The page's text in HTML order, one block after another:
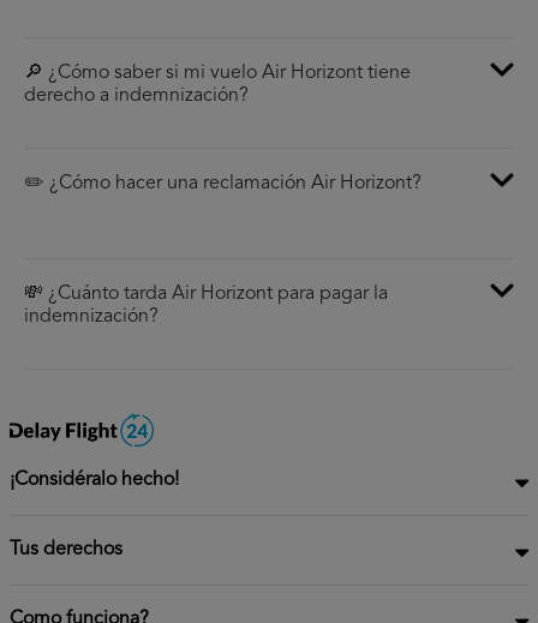
🔎 ¿Cómo saber si mi vuelo Air Horizont tiene
derecho a indemnización?
✏️ ¿Cómo hacer una reclamación Air Horizont?
💸 ¿Cuánto tarda Air Horizont para pagar la
indemnización?
¡Considéralo hecho!
Tus derechos